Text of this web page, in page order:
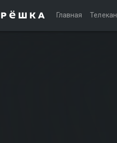
Главная